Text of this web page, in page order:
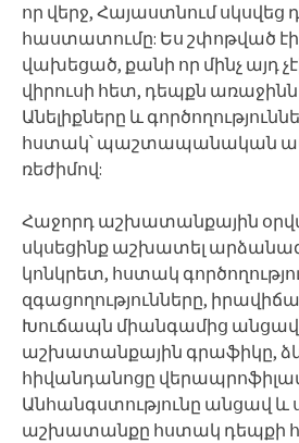
որ վերջ, Հայաստնում սկսվեց
հաստատումը: Ես շփոթված էի,
վախեցած, քանի որ մինչ այդ
վիրուսի հետ, դեպքն առաջինն
Անելիքները և
հստակ՝ պաշտապանական
ռեժիմով:
Հաջորդ աշխատանքային
սկսեցինք աշխատել
կոնկրետ, հստակ
զգացողությունները,
Խուճապն միանգամից
աշխատանքային գրաֆիկը,
հիվանդանոցը
Անհանգստությունը անցավ և
աշխատանքը հստակ դեպքի